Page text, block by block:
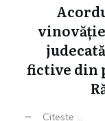
fictive din
Citeste ...